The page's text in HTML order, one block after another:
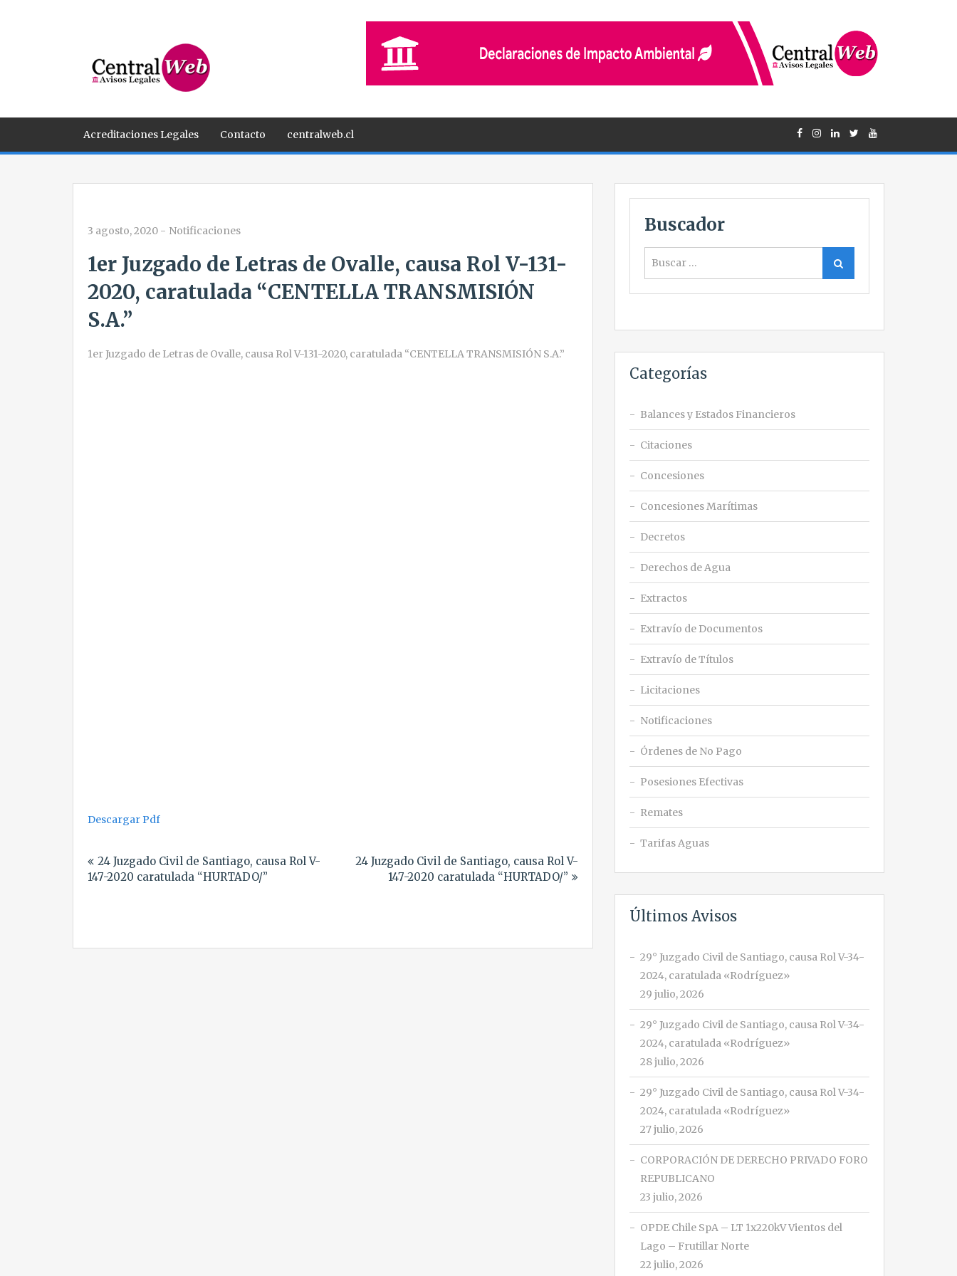
Acreditaciones Legales Contacto centralweb.cl
3 agosto, 2020 - Notificaciones
1er Juzgado de Letras de Ovalle, causa Rol V-131-
2020, caratulada “CENTELLA TRANSMISIÓN
S.A.”
1er Juzgado de Letras de Ovalle, causa Rol V-131-2020, caratulada “CENTELLA TRANSMISIÓN S.A.”
Descargar Pdf
de24 Juzgado Civil de Santiago, causa Rol V-
147-2020 caratulada “HURTADO/”
24 Juzgado Civil de Santiago, causa Rol V-
147-2020 caratulada “HURTADO/”
Buscador
Buscar
Categorías
Balances y Estados Financieros
Citaciones
Concesiones
Concesiones Marítimas
Decretos
Derechos de Agua
Extractos
Extravío de Documentos
Extravío de Títulos
Licitaciones
Notificaciones
Órdenes de No Pago
Posesiones Efectivas
Remates
Tarifas Aguas
Últimos Avisos
29° Juzgado Civil de Santiago, causa Rol V-34-
2024, caratulada «Rodríguez»
29 julio, 2026
29° Juzgado Civil de Santiago, causa Rol V-34-
2024, caratulada «Rodríguez»
28 julio, 2026
29° Juzgado Civil de Santiago, causa Rol V-34-
2024, caratulada «Rodríguez»
27 julio, 2026
CORPORACIÓN DE DERECHO PRIVADO FORO
REPUBLICANO
23 julio, 2026
OPDE Chile SpA – LT 1x220kV Vientos del
Lago – Frutillar Norte
22 julio, 2026